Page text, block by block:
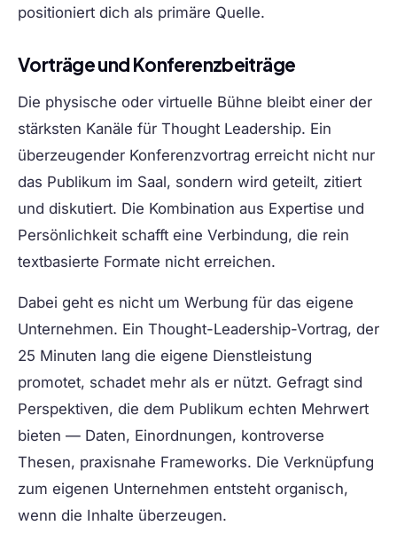
positioniert dich als primäre Quelle.
Vorträge und Konferenzbeiträge
Die physische oder virtuelle Bühne bleibt einer der
stärksten Kanäle für Thought Leadership. Ein
überzeugender Konferenzvortrag erreicht nicht nur
das Publikum im Saal, sondern wird geteilt, zitiert
und diskutiert. Die Kombination aus Expertise und
Persönlichkeit schafft eine Verbindung, die rein
textbasierte Formate nicht erreichen.
Dabei geht es nicht um Werbung für das eigene
Unternehmen. Ein Thought-Leadership-Vortrag, der
25 Minuten lang die eigene Dienstleistung
promotet, schadet mehr als er nützt. Gefragt sind
Perspektiven, die dem Publikum echten Mehrwert
bieten — Daten, Einordnungen, kontroverse
Thesen, praxisnahe Frameworks. Die Verknüpfung
zum eigenen Unternehmen entsteht organisch,
wenn die Inhalte überzeugen.